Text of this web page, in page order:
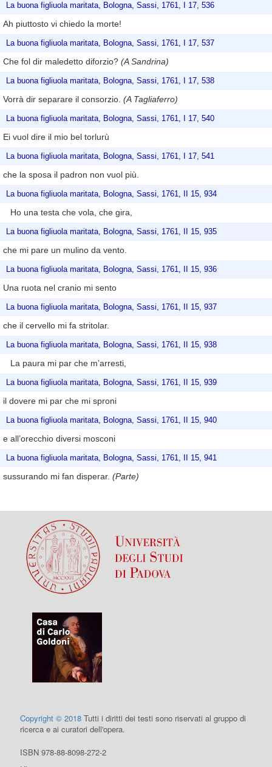
La buona figliuola maritata, Bologna, Sassi, 1761, I 17, 536
Ah piuttosto vi chiedo la morte!
La buona figliuola maritata, Bologna, Sassi, 1761, I 17, 537
Che fol dir maledetto diforzio? (A Sandrina)
La buona figliuola maritata, Bologna, Sassi, 1761, I 17, 538
Vorrà dir separare il consorzio. (A Tagliaferro)
La buona figliuola maritata, Bologna, Sassi, 1761, I 17, 540
Ei vuol dire il mio bel torlurù
La buona figliuola maritata, Bologna, Sassi, 1761, I 17, 541
che la sposa il padron non vuol più.
La buona figliuola maritata, Bologna, Sassi, 1761, II 15, 934
Ho una testa che vola, che gira,
La buona figliuola maritata, Bologna, Sassi, 1761, II 15, 935
che mi pare un mulino da vento.
La buona figliuola maritata, Bologna, Sassi, 1761, II 15, 936
Una ruota nel cranio mi sento
La buona figliuola maritata, Bologna, Sassi, 1761, II 15, 937
che il cervello mi fa stritolar.
La buona figliuola maritata, Bologna, Sassi, 1761, II 15, 938
La paura mi par che m’arresti,
La buona figliuola maritata, Bologna, Sassi, 1761, II 15, 939
il dovere mi par che mi sproni
La buona figliuola maritata, Bologna, Sassi, 1761, II 15, 940
e all’orecchio diversi mosconi
La buona figliuola maritata, Bologna, Sassi, 1761, II 15, 941
sussurando mi fan disperar. (Parte)
Copyright © 2018 Tutti i diritti dei testi sono riservati al gruppo di
ricerca e ai curatori dell'opera.
ISBN 978-88-8098-272-2